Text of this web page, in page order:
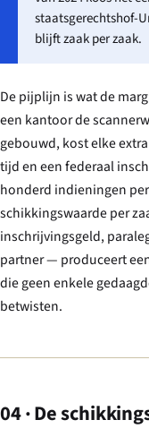
staatsgerechtshof-
blijft zaak per zaak.
De pijplijn is wat de
een kantoor de
gebouwd, kost elke
tijd en een federaal
honderd indieningen
schikkingswaarde per
inschrijvingsgeld,
partner — produceert
die geen enkele
betwisten.
04 · De